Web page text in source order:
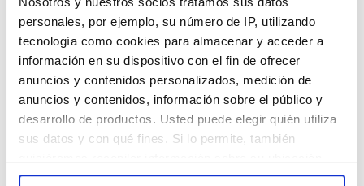
personales, por ejemplo, su número de IP, utilizando
tecnología como cookies para almacenar y acceder a
información en su dispositivo con el fin de ofrecer
anuncios y contenidos personalizados, medición de
anuncios y contenidos, información sobre el público y
desarrollo de productos. Usted puede elegir quién utiliza
sus datos y con qué fines. Si lo permite, también
geográfica e identificar su dispositivo. Obtenga más
t2ó México se
mantiene en el top
10 en ranking de
mejores agencias
digitales